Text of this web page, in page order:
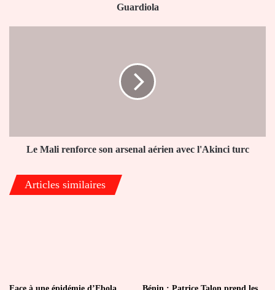
Guardiola
turc
Le Mali renforce son arsenal aérien avec l'Akinci turc
Articles similaires